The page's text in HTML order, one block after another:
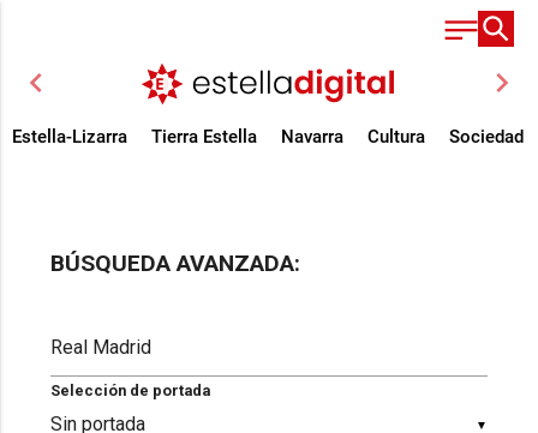
chevron_left chevron_right
Estella-Lizarra Tierra Estella Navarra Cultura Sociedad
BÚSQUEDA AVANZADA:
▼
Selección de portada